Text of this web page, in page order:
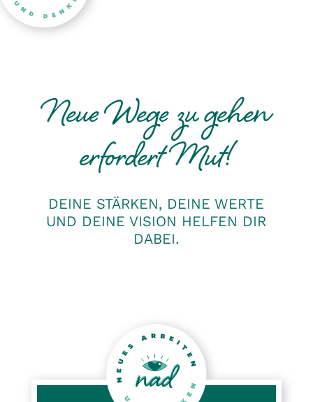
Neue Wege zu gehen
erfordert Mut!
DEINE STÄRKEN, DEINE WERTE
UND DEINE VISION HELFEN DIR
DABEI.